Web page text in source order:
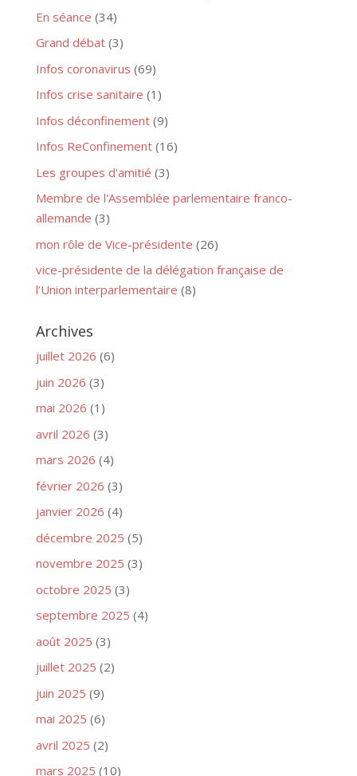
En séance (34)
Grand débat(3)
Infos coronavirus (69)
Infos crise sanitaire (1)
Infos déconfinement(9)
Infos ReConfinement(16)
Les groupes d'amitié (3)
Membre de l'Assemblée parlementaire franco-
allemande (3)
mon rôle de Vice-présidente (26)
vice-présidente de la délégation française de
l’Union interparlementaire (8)
Archives
juillet 2026 (6)
juin 2026 (3)
mai 2026 (1)
avril 2026 (3)
mars 2026 (4)
février 2026 (3)
janvier 2026 (4)
décembre 2025 (5)
novembre 2025 (3)
octobre 2025 (3)
septembre 2025 (4)
août 2025 (3)
juillet 2025 (2)
juin 2025 (9)
mai 2025 (6)
avril 2025 (2)
mars 2025 (10)